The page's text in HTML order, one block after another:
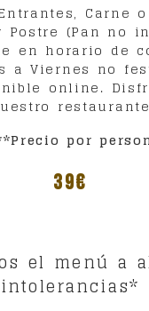
Carne o
Postre (Pan no
en horario de
a Viernes no
online.
restaurante
por
39€
el menú a
intolerancias*